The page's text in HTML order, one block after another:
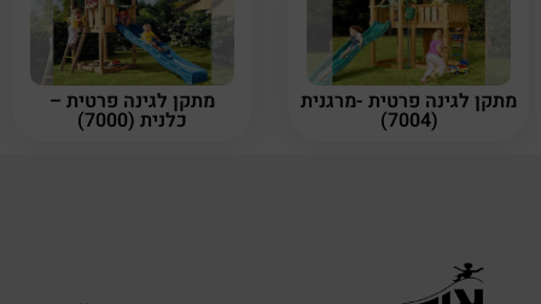
מתקן לגינה פרטית -מרגנית
(7004)
מתקן לגינה פרטית –
כלנית (7000)